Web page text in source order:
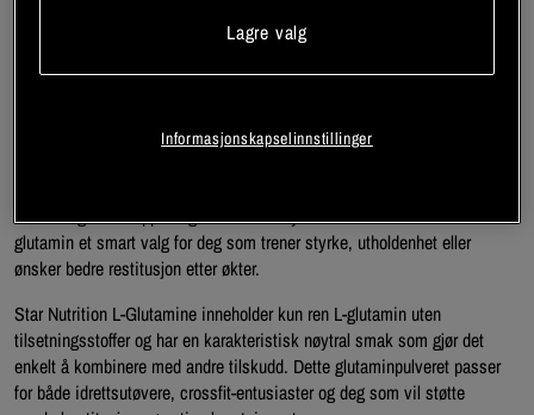
seg lett i vann, noe som gjør det enkelt å blande i både proteinshake og
L-glutamin er en aminosyre som utgjør en betydelig del av kroppens frie
belastning kan kroppens glutaminnivå synke – derfor er tilskudd av
glutamin et smart valg for deg som trener styrke, utholdenhet eller
ønsker bedre restitusjon etter økter.
Star Nutrition L-Glutamine inneholder kun ren L-glutamin uten
tilsetningsstoffer og har en karakteristisk nøytral smak som gjør det
enkelt å kombinere med andre tilskudd. Dette glutaminpulveret passer
for både idrettsutøvere, crossfit-entusiaster og deg som vil støtte
Lagre valg
Informasjonskapselinnstillinger